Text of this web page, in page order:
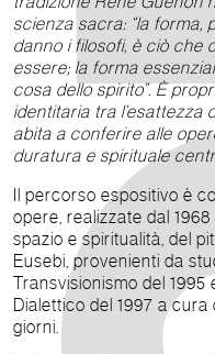
scienza sacra: “la forma,
danno i filosofi, è ciò che
essere; la forma
cosa dello spirito”. È
identitaria tra l’esattezza
abita a conferire alle
duratura e spirituale
Il percorso espositivo è
opere, realizzate dal
spazio e spiritualità, del
Eusebi, provenienti da
Transvisionismo del
Dialettico del 1997 a
giorni.